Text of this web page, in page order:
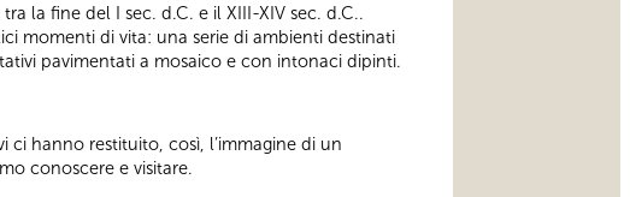
la fine del I sec. d.C. e il XIII-XIV sec. d.C..
momenti di vita: una serie di ambienti destinati
pavimentati a mosaico e con intonaci dipinti.
ci hanno restituito, così, l’immagine di un
conoscere e visitare.